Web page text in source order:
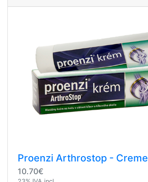
Proenzi Arthrostop - Creme
10.70€